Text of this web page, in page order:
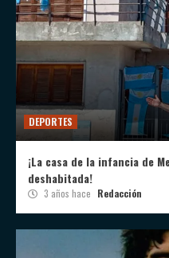
DEPORTES
¡La casa de la infancia de
deshabitada!
3 años hace Redacción